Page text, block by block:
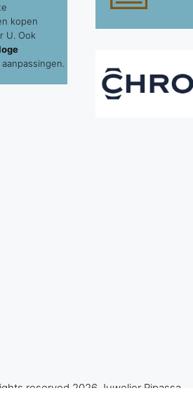
kopen
U. Ook
reserved 2026 Juwelier Ripassa